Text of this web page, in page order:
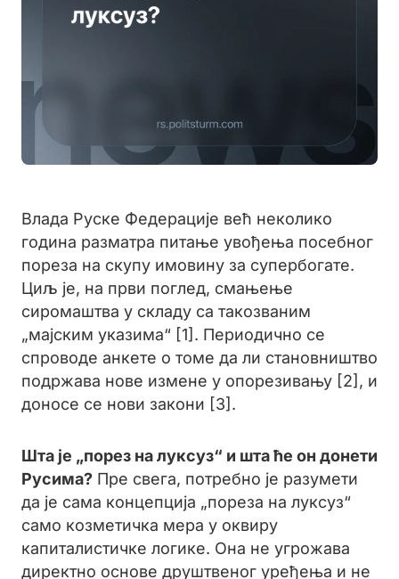
Влада Руске Федерације већ неколико
година разматра питање увођења посебног
пореза на скупу имовину за супербогате.
Циљ је, на први поглед, смањење
сиромаштва у складу са такозваним
„мајским указима“ [1]. Периодично се
спроводе анкете о томе да ли становништво
подржава нове измене у опорезивању [2], и
доносе се нови закони [3].
Шта је „порез на луксуз“ и шта ће он донети
Русима? Пре свега, потребно је разумети
да је сама концепција „пореза на луксуз“
само козметичка мера у оквиру
капиталистичке логике. Она не угрожава
директно основе друштвеног уређења и не